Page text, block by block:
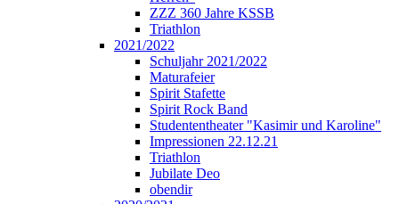
ZZZ 360 Jahre KSSB
Triathlon
2021/2022
Schuljahr 2021/2022
Maturafeier
Spirit Stafette
Spirit Rock Band
Studententheater "Kasimir und Karoline"
Impressionen 22.12.21
Triathlon
Jubilate Deo
obendir